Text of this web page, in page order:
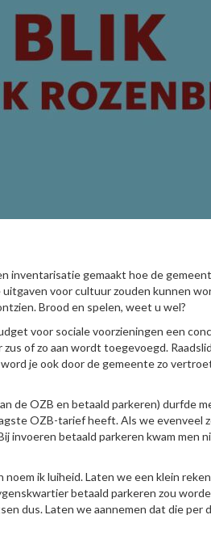
inventarisatie gemaakt hoe de
uitgaven voor cultuur zouden kunnen
Brood en spelen, weet u wel?
voor sociale voorzieningen een
of zo aan wordt toegevoegd.
je ook door de gemeente zo
de OZB en betaald parkeren) durfde
OZB-tarief heeft. Als we evenveel
invoeren betaald parkeren kwam men
ik luiheid. Laten we een klein
betaald parkeren zou
dus. Laten we aannemen dat die per